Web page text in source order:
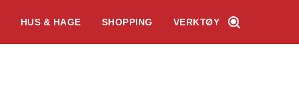
HUS & HAGE SHOPPING VERKTØY